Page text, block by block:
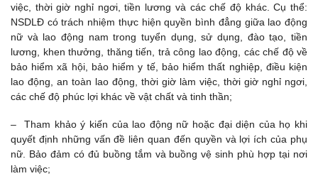
việc, thời giờ nghỉ ngơi, tiền lương và các chế độ khác. Cụ thể:
NSDLĐ có trách nhiệm thực hiện quyền bình đẳng giữa lao động
nữ và lao động nam trong tuyển dụng, sử dụng, đào tạo, tiền
lương, khen thưởng, thăng tiến, trả công lao động, các chế độ về
bảo hiểm xã hội, bảo hiểm y tế, bảo hiểm thất nghiệp, điều kiện
lao động, an toàn lao động, thời giờ làm việc, thời giờ nghỉ ngơi,
các chế độ phúc lợi khác về vật chất và tinh thần;
– Tham khảo ý kiến của lao động nữ hoặc đại diện của họ khi
quyết định những vấn đề liên quan đến quyền và lợi ích của phụ
nữ. Bảo đảm có đủ buồng tắm và buồng vệ sinh phù hợp tại nơi
làm việc;